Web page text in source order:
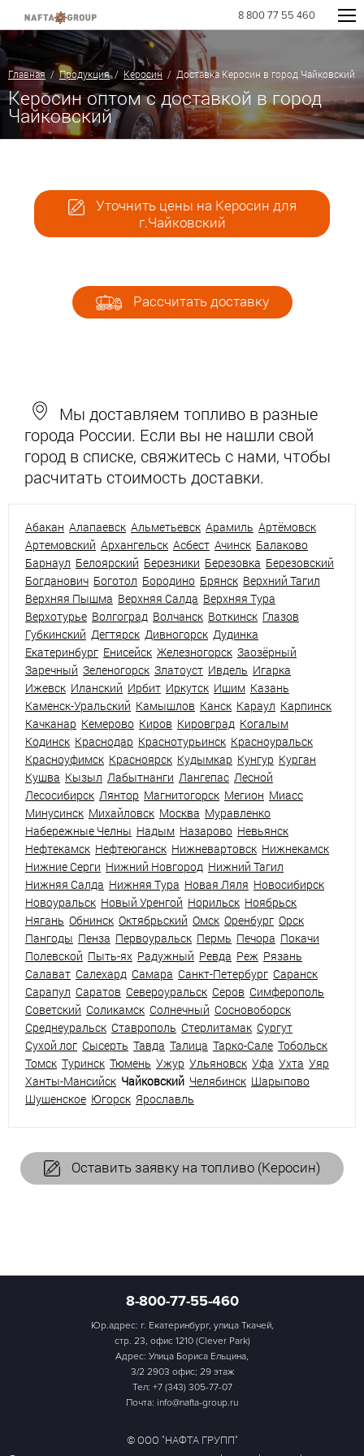
8 800 77 55 460
Главная /Продукция/ Керосин / Доставка Керосин в город Чайковский
Керосин оптом с доставкой в город
Чайковский
Уточнить цены на Керосин для
г.Чайковский
Рассчитать доставку
Мы доставляем топливо в разные
города России. Если вы не нашли свой
город в списке, свяжитесь с нами, чтобы
расчитать стоимость доставки.
Абакан Алапаевск Альметьевск Арамиль Артёмовск
Артемовский Архангельск Асбест Ачинск Балаково
Барнаул Белоярский Березники Березовка Березовский
Богданович Боготол Бородино Брянск Верхний Тагил
Верхняя Пышма Верхняя Салда Верхняя Тура
Верхотурье Волгоград Волчанск Воткинск Глазов
Губкинский Дегтярск Дивногорск Дудинка
Екатеринбург Енисейск Железногорск Заозёрный
Заречный Зеленогорск Златоуст Ивдель Игарка
Ижевск Иланский Ирбит Иркутск Ишим Казань
Каменск-Уральский Камышлов Канск Караул Карпинск
Качканар Кемерово Киров Кировград Когалым
Кодинск Краснодар Краснотурьинск Красноуральск
Красноуфимск Красноярск Кудымкар Кунгур Курган
Кушва Кызыл Лабытнанги Лангепас Лесной
Лесосибирск Лянтор Магнитогорск Мегион Миасс
Минусинск Михайловск Москва Муравленко
Набережные Челны Надым Назарово Невьянск
Нефтекамск Нефтеюганск Нижневартовск Нижнекамск
Нижние Серги Нижний Новгород Нижний Тагил
Нижняя Салда Нижняя Тура Новая Ляля Новосибирск
Новоуральск Новый Уренгой Норильск Ноябрьск
Нягань Обнинск Октябрьский Омск Оренбург Орск
Пангоды Пенза Первоуральск Пермь Печора Покачи
Полевской Пыть-ях Радужный Ревда Реж Рязань
Салават Салехард Самара Санкт-Петербург Саранск
Сарапул Саратов Североуральск Серов Симферополь
Советский Соликамск Солнечный Сосновоборск
Среднеуральск Ставрополь Стерлитамак Сургут
Сухой лог Сысерть Тавда Талица Тарко-Сале Тобольск
Томск Туринск Тюмень Ужур Ульяновск Уфа Ухта Уяр
Ханты-Мансийск Чайковский Челябинск Шарыпово
Шушенское Югорск Ярославль
Оставить заявку на топливо (Керосин)
8-800-77-55-460
Юр.адрес: г. Екатеринбург, улица Ткачей,
стр. 23, офис 1210 (Clever Park)
Адрес: Улица Бориса Ельцина,
3/2 2903 офис; 29 этаж
Тел: +7 (343) 305-77-07
Почта: info@nafta-group.ru
© ООО "НАФТА ГРУПП"